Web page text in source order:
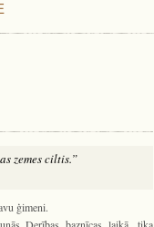
zemes ciltis.”
ģimeni.